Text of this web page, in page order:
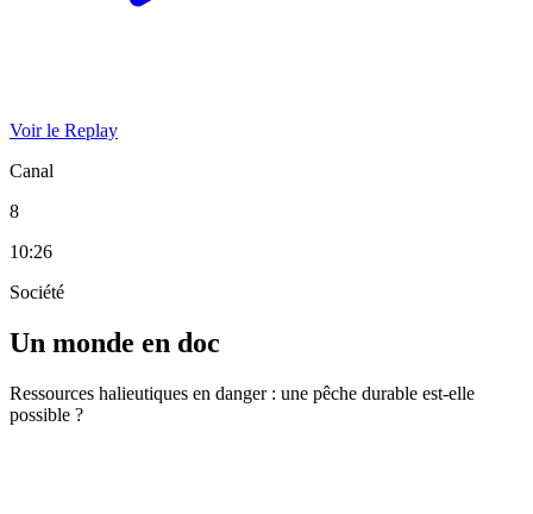
Voir le Replay
Canal
8
10:26
Société
Un monde en doc
Ressources halieutiques en danger : une pêche durable est-elle
possible ?